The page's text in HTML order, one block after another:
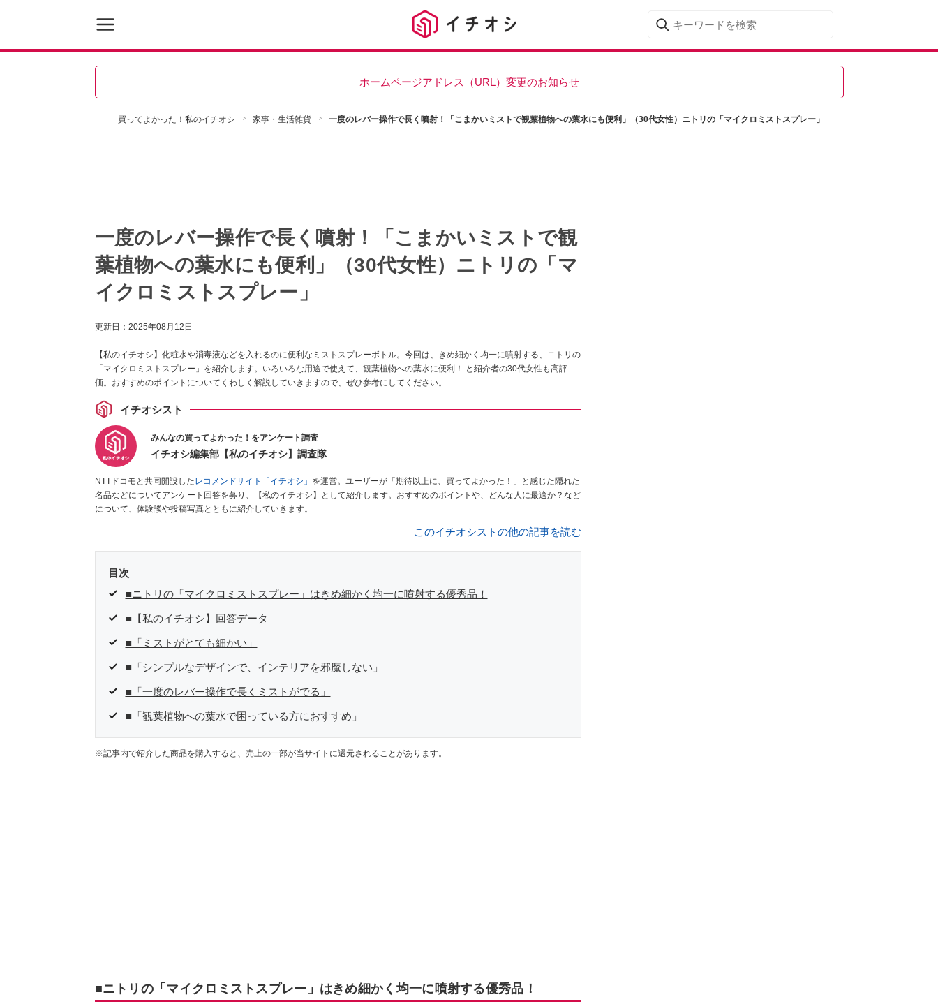
ホームページアドレス（URL）変更のお知らせ
買ってよかった！私のイチオシ 家事・生活雑貨 一度のレバー操作で長く噴射！「こまかいミストで観葉植物への葉水にも便利」（30代女性）ニトリの「マイクロミストスプレー」
一度のレバー操作で長く噴射！「こまかいミストで観
葉植物への葉水にも便利」（30代女性）ニトリの「マ
イクロミストスプレー」
更新日： 2025年08月12日
【私のイチオシ】化粧水や消毒液などを入れるのに便利なミストスプレーボトル。今回は、きめ細かく均一に噴射する、ニトリの
「マイクロミストスプレー」を紹介します。いろいろな用途で使えて、観葉植物への葉水に便利！ と紹介者の30代女性も高評
価。おすすめのポイントについてくわしく解説していきますので、ぜひ参考にしてください。
イチオシスト
みんなの買ってよかった！をアンケート調査
イチオシ編集部【私のイチオシ】調査隊
NTTドコモと共同開設したレコメンドサイト「イチオシ」 を運営。ユーザーが「期待以上に、買ってよかった！」と感じた隠れた
名品などについてアンケート回答を募り、【私のイチオシ】として紹介します。おすすめのポイントや、どんな人に最適か？など
について、体験談や投稿写真とともに紹介していきます。
このイチオシストの他の記事を読む
目次
■ニトリの「マイクロミストスプレー」はきめ細かく均一に噴射する優秀品！
■【私のイチオシ】回答データ
■「ミストがとても細かい」
■「シンプルなデザインで、インテリアを邪魔しない」
■「一度のレバー操作で長くミストがでる」
■「観葉植物への葉水で困っている方におすすめ」
※記事内で紹介した商品を購入すると、売上の一部が当サイトに還元されることがあります。
■ニトリの「マイクロミストスプレー」はきめ細かく均一に噴射する優秀品！